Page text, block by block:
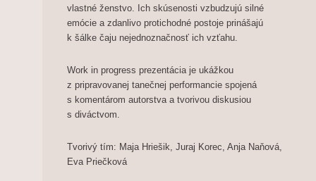
vlastné ženstvo. Ich skúsenosti vzbudzujú silné
emócie a zdanlivo protichodné postoje prinášajú
k šálke čaju nejednoznačnosť ich vzťahu.
Work in progress prezentácia je ukážkou
z pripravovanej tanečnej performancie spojená
s komentárom autorstva a tvorivou diskusiou
s diváctvom.
Tvorivý tím: Maja Hriešik, Juraj Korec, Anja Naňová,
Eva Priečková